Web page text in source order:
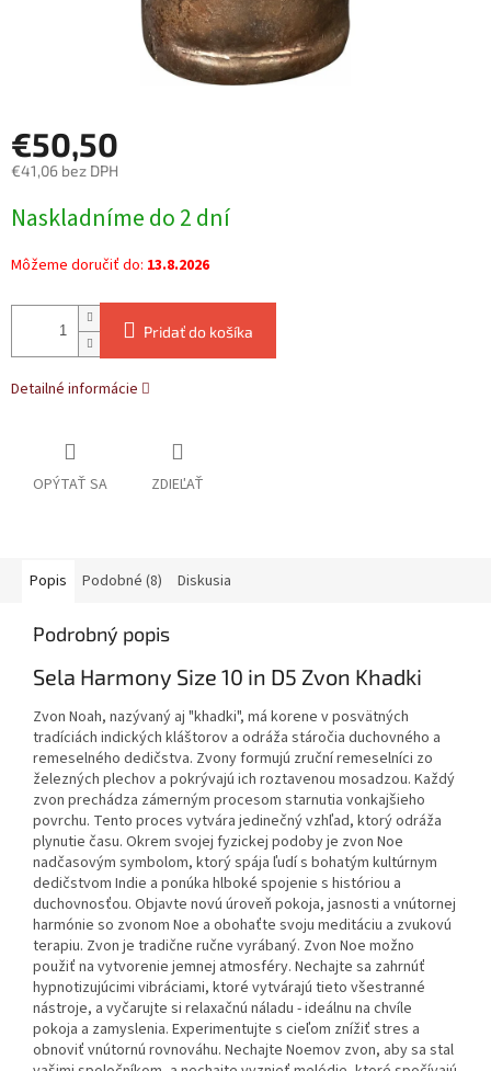
€50,50
€41,06 bez DPH
cena:
Naskladníme do 2 dní
Môžeme doručiť do: 13.8.2026
Pridať do košíka
Detailné informácie
OPÝTAŤ SA ZDIEĽAŤ
Popis Podobné (8) Diskusia
Podrobný popis
Sela Harmony Size 10 in D5 Zvon Khadki
Zvon Noah, nazývaný aj "khadki", má korene v posvätných
tradíciách indických kláštorov a odráža stáročia duchovného a
remeselného dedičstva. Zvony formujú zruční remeselníci zo
železných plechov a pokrývajú ich roztavenou mosadzou. Každý
zvon prechádza zámerným procesom starnutia vonkajšieho
povrchu. Tento proces vytvára jedinečný vzhľad, ktorý odráža
plynutie času. Okrem svojej fyzickej podoby je zvon Noe
nadčasovým symbolom, ktorý spája ľudí s bohatým kultúrnym
dedičstvom Indie a ponúka hlboké spojenie s históriou a
duchovnosťou. Objavte novú úroveň pokoja, jasnosti a vnútornej
harmónie so zvonom Noe a obohaťte svoju meditáciu a zvukovú
terapiu. Zvon je tradične ručne vyrábaný. Zvon Noe možno
použiť na vytvorenie jemnej atmosféry. Nechajte sa zahrnúť
hypnotizujúcimi vibráciami, ktoré vytvárajú tieto všestranné
nástroje, a vyčarujte si relaxačnú náladu - ideálnu na chvíle
pokoja a zamyslenia. Experimentujte s cieľom znížiť stres a
obnoviť vnútornú rovnováhu. Nechajte Noemov zvon, aby sa stal